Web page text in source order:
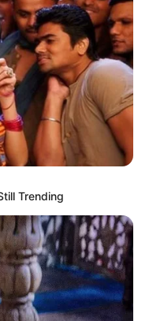
côtés de Martin
épreuve. Le
: « il va se passer
chose de fort
moins de
des aléas de
va
chambouler
au
Trending